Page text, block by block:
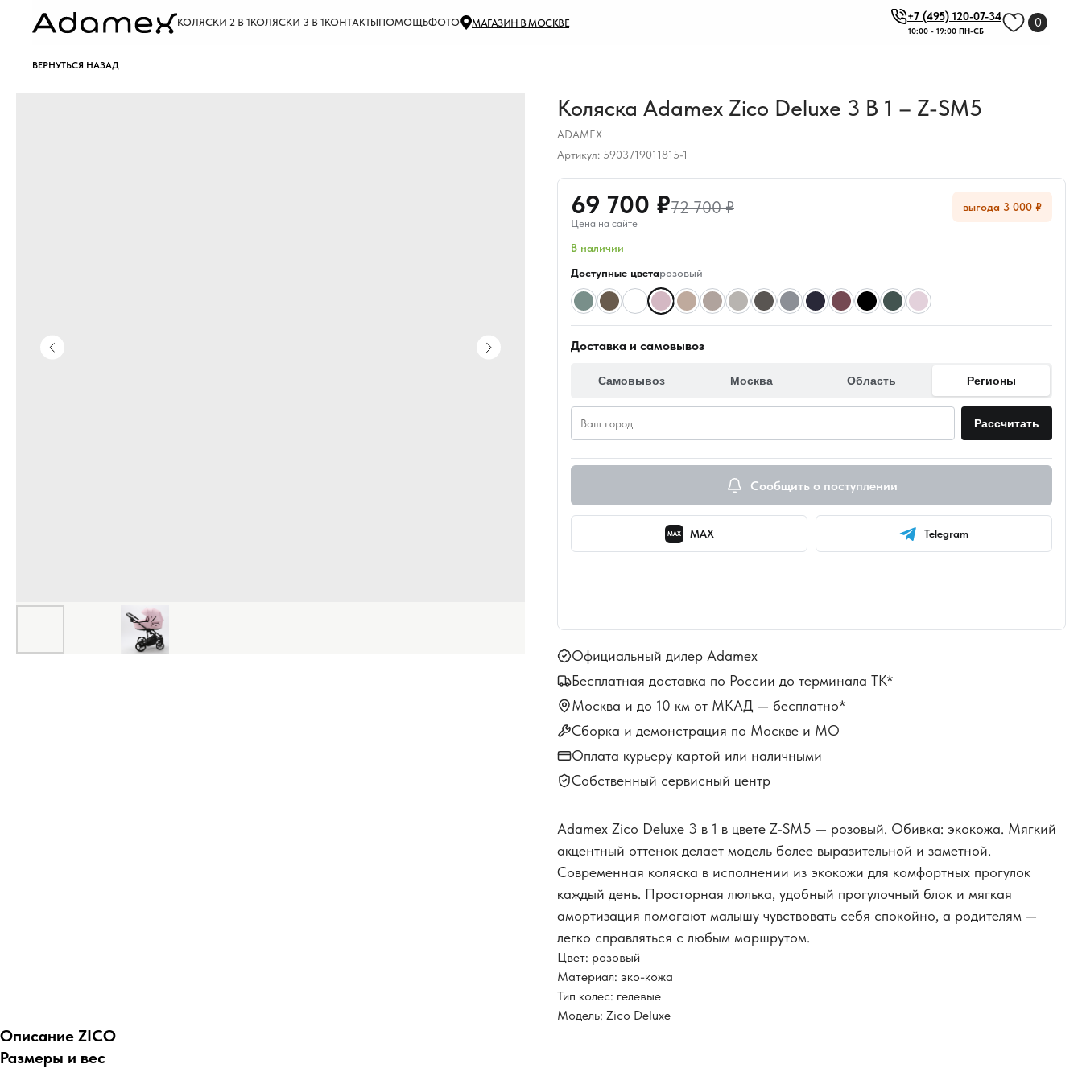
КОЛЯСКИ 2 В 1КОЛЯСКИ 3 В 1КОНТАКТЫПОМОЩЬФОТО МАГАЗИН В МОСКВЕ +7 (495) 120-07-34
10:00 - 19:00 ПН-СБ
0
ВЕРНУТЬСЯ НАЗАД
Коляска Adamex Zico Deluxe 3 В 1 – Z-SM5
ADAMEX
Артикул: 5903719011815-1
69 700 ₽72 700 ₽
Цена на сайте
выгода 3 000 ₽
В наличии
Доступные цветарозовый
Доставка и самовывоз
Самовывоз Москва Область Регионы
Рассчитать
Сообщить о поступлении
MAX MAX Telegram
Официальный дилер Adamex
Бесплатная доставка по России до терминала ТК*
Москва и до 10 км от МКАД — бесплатно*
Сборка и демонстрация по Москве и МО
Оплата курьеру картой или наличными
Собственный сервисный центр
Adamex Zico Deluxe 3 в 1 в цвете Z-SM5 — розовый. Обивка: экокожа. Мягкий
акцентный оттенок делает модель более выразительной и заметной.
Современная коляска в исполнении из экокожи для комфортных прогулок
каждый день. Просторная люлька, удобный прогулочный блок и мягкая
амортизация помогают малышу чувствовать себя спокойно, а родителям —
легко справляться с любым маршрутом.
Цвет: розовый
Материал: эко-кожа
Тип колес: гелевые
Модель: Zico Deluxe
Описание ZICO
Размеры и вес